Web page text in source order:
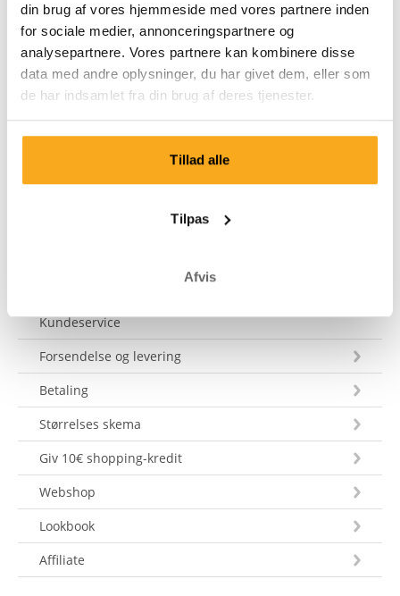
din brug af vores hjemmeside med vores partnere inden
for sociale medier, annonceringspartnere og
analysepartnere. Vores partnere kan kombinere disse
data med andre oplysninger, du har givet dem, eller som
de har indsamlet fra din brug af deres tjenester.
Tillad alle
Tilpas
Afvis
Kontakt os
Vi er klar til at hjælpe dig 24/7! Brug vores chatbot for at
få et hurtigt svar. Klik på 'Kontakt os', vælg din
medlemskabstype, og stil dit spørgsmål. Du kan også
kontakte os på hello-uk@onthatass.com. Vi bestræber
Tel: +31 73 303 41 75 (man–fre, 09:00–12:00).
Send en besked
Kundeservice
Forsendelse og levering
Betaling
Størrelses skema
Giv 10€ shopping-kredit
Webshop
Lookbook
Affiliate